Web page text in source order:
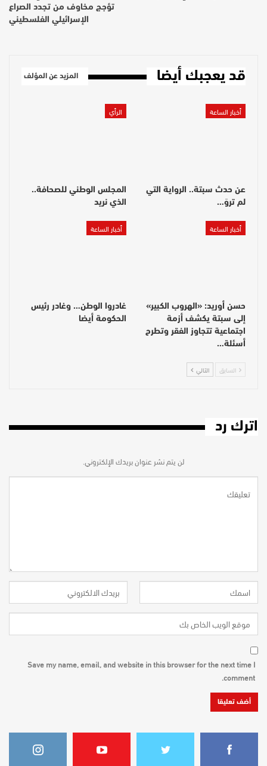
تؤجج مخاوف من تجدد الصراع
الإسرائيلي الفلسطيني
قد يعجبك أيضا المزيد عن المؤلف
أخبار الساعة
عن حدث سبتة.. الرواية التي
لم تروَ…
الرأي
المجلس الوطني للصحافة..
الذي نريد
أخبار الساعة
حسن أوريد: «الهروب الكبير»
إلى سبتة يكشف أزمة
اجتماعية تتجاوز الفقر وتطرح
أسئلة…
أخبار الساعة
غادروا الوطن… وغادر رئيس
الحكومة أيضا
السابق التالي
اترك رد
لن يتم نشر عنوان بريدك الإلكتروني.
Save my name, email, and website in this browser for the next time I
comment.